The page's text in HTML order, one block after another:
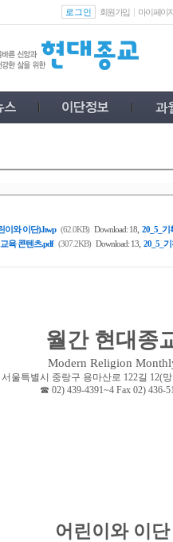
로그인 회원가입 마이페이
이와 이단).hwp (62.0KB) Download: 18, 20_5_기
육 콘텐츠.pdf (307.2KB) Download: 13, 20_5_
월간 현대종
Modern Religion
서울특별시 중랑구 용마산로 122길 12(
☎ 02) 439-4391~4 Fax 02) 436-
어린이와 이단